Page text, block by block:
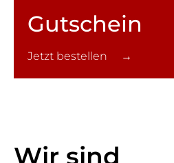
Gutschein
Jetzt bestellen →
Wir sind